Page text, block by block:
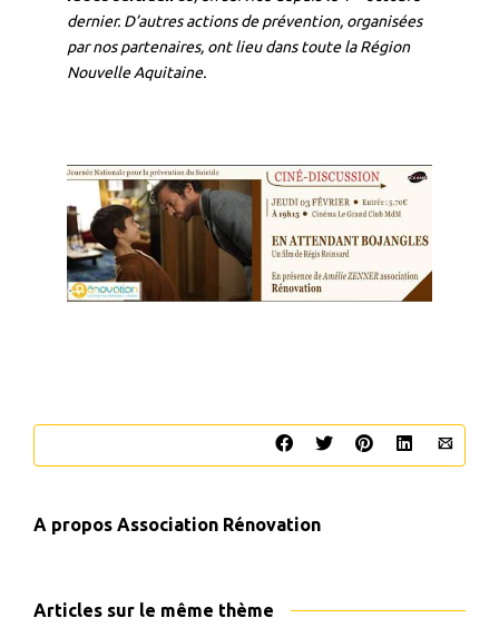
dernier. D’autres actions de prévention, organisées
par nos partenaires, ont lieu dans toute la Région
Nouvelle Aquitaine.
A propos Association Rénovation
Articles sur le même thème